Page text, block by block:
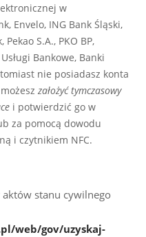
w
Envelo, ING Bank Śląski,
S.A., PKO BP,
Bankowe, Banki
nie posiadasz konta
założyć tymczasowy
i potwierdzić go w
za pomocą dowodu
i czytnikiem NFC.
stanu cywilnego
web/gov/uzyskaj-